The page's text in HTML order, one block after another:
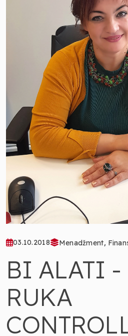
03.10.2018 Menadžment,
BI ALATI -
RUKA